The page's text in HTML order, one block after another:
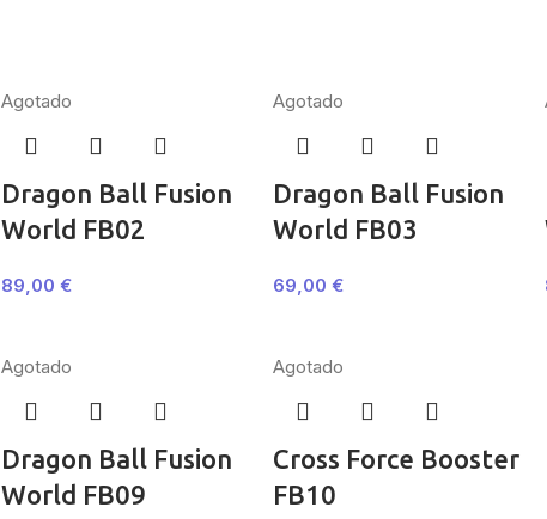
Agotado
Dragon Ball Fusion
World FB02
89,00 €
Agotado
Dragon Ball Fusion
World FB03
69,00 €
Agotado
Dragon Ball Fusion
World FB09
Agotado
Cross Force Booster
FB10